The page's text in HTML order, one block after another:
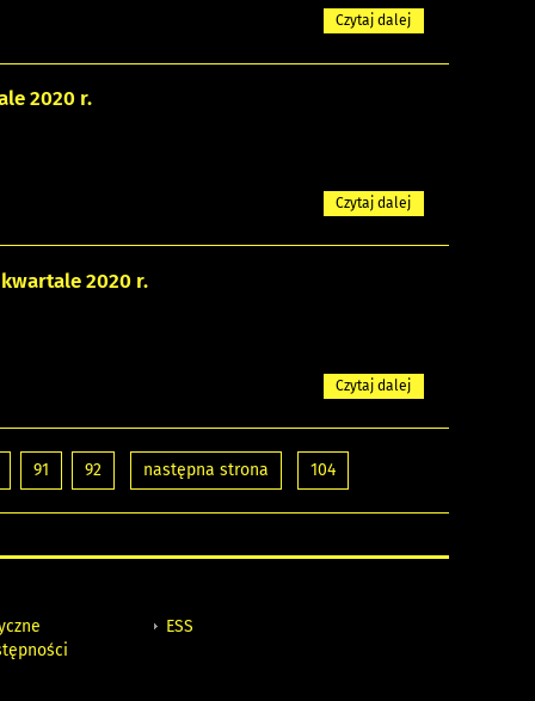
Czytaj dalej
2020 r.
Czytaj dalej
2020 r.
Czytaj dalej
91 92 następna strona 104
ESS